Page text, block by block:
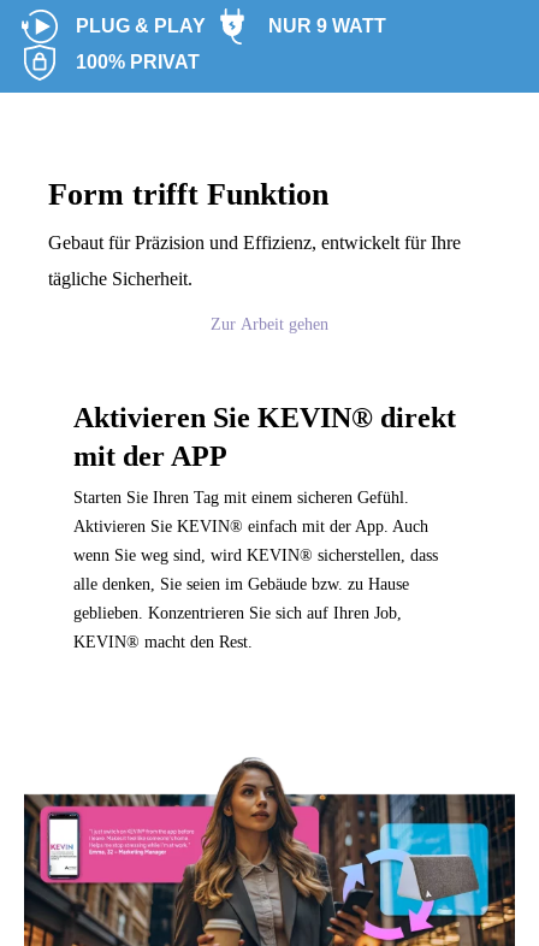
PLUG & PLAY
NUR 9 WATT
100% PRIVAT
Form trifft Funktion
Gebaut für Präzision und Effizienz, entwickelt für Ihre
tägliche Sicherheit.
Zur Arbeit gehen
Aktivieren Sie KEVIN® direkt
mit der APP
Starten Sie Ihren Tag mit einem sicheren Gefühl.
Aktivieren Sie KEVIN® einfach mit der App. Auch
wenn Sie weg sind, wird KEVIN® sicherstellen, dass
alle denken, Sie seien im Gebäude bzw. zu Hause
geblieben. Konzentrieren Sie sich auf Ihren Job,
KEVIN® macht den Rest.